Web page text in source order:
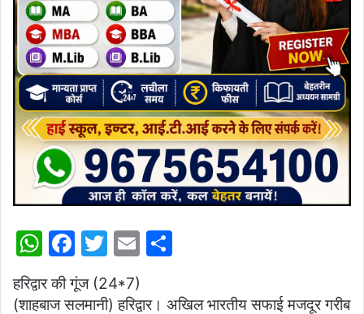
W
at
F
a
c
T
w
itt
E
ai ar
हरिद्वार की गूंज (24*7)
(शाहबाज सलमानी) हरिद्वार। अखिल भारतीय सफाई मजदूर गरीब